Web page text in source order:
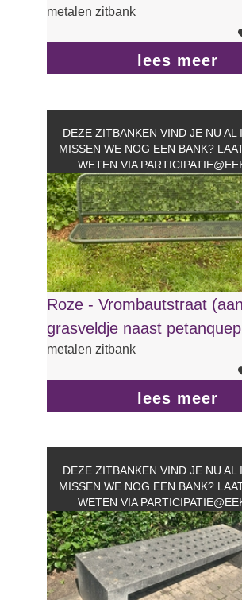
metalen zitbank
lees meer
DEZE ZITBANKEN VIND JE NU AL
MISSEN WE NOG EEN BANK?
WETEN VIA
Roze - Vrombautstraat (aan
grasveldje naast
metalen zitbank
lees meer
DEZE ZITBANKEN VIND JE NU AL
MISSEN WE NOG EEN BANK?
WETEN VIA